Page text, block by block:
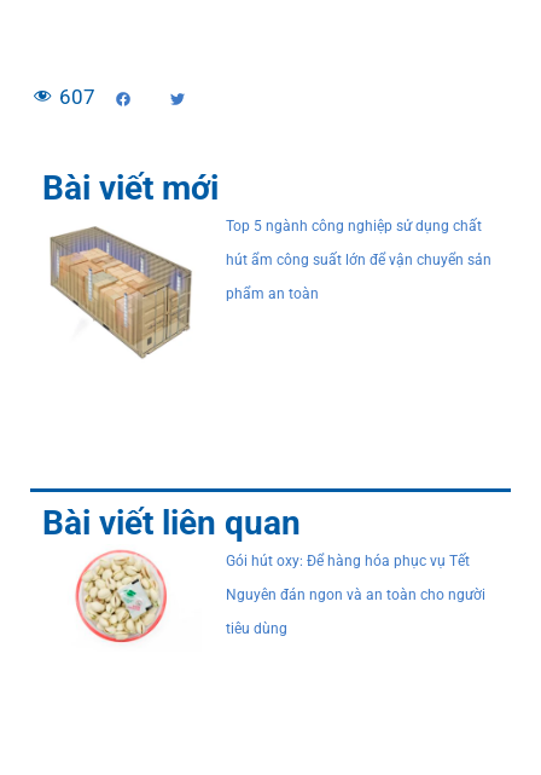
607
Bài viết mới
Top 5 ngành công nghiệp sử dụng chất
hút ẩm công suất lớn để vận chuyển sản
phẩm an toàn
Bài viết liên quan
Gói hút oxy: Để hàng hóa phục vụ Tết
Nguyên đán ngon và an toàn cho người
tiêu dùng